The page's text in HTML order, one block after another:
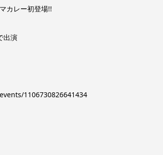
カレー初登場!!
出演
1106730826641434